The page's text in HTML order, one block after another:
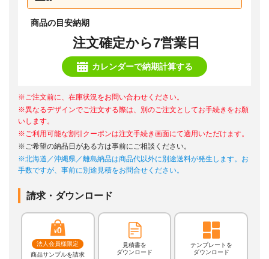
商品の目安納期
注文確定から7営業日
カレンダーで納期計算する
※ご注文前に、在庫状況をお問い合わせください。
※異なるデザインでご注文する際は、別のご注文としてお手続きをお願
いします。
※ご利用可能な割引クーポンは注文手続き画面にて適用いただけます。
※ご希望の納品日がある方は事前にご相談ください。
※北海道／沖縄県／離島納品は商品代以外に別途送料が発生します。お
手数ですが、事前に別途見積をお問合せください。
請求・ダウンロード
法人会員様限定
商品サンプルを請求
見積書を
ダウンロード
テンプレートを
ダウンロード